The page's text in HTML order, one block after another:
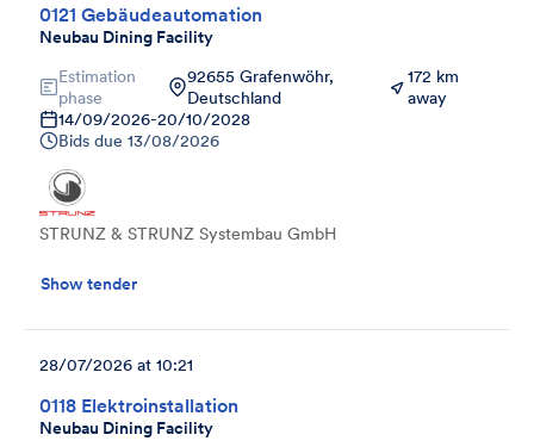
0121 Gebäudeautomation
Neubau Dining Facility
Estimation
phase
92655 Grafenwöhr,
Deutschland
172 km
away
14/09/2026-20/10/2028
Bids due 13/08/2026
STRUNZ & STRUNZ Systembau GmbH
Show tender
0118 Elektroinstallation
Neubau Dining Facility
28/07/2026 at 10:21